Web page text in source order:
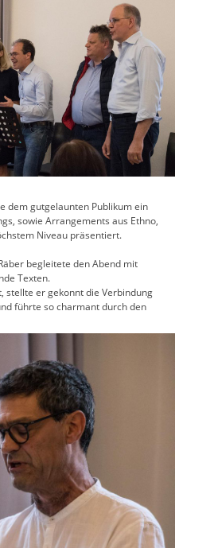
dem gutgelaunten Publikum ein
sowie Arrangements aus Ethno,
Niveau präsentiert.
begleitete den Abend mit
Texten.
stellte er gekonnt die Verbindung
führte so charmant durch den